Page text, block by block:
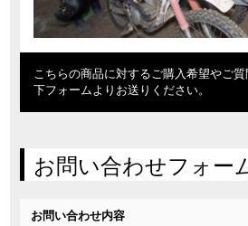
こちらの商品に対するご購入希望やご
下フォームよりお送りください。
お問い合わせフォー
お問い合わせ内容